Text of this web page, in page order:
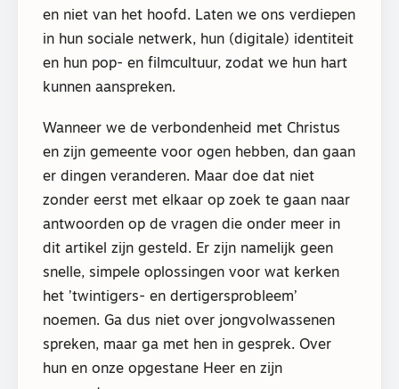
en niet van het hoofd. Laten we ons verdiepen
in hun sociale netwerk, hun (digitale) identiteit
en hun pop- en filmcultuur, zodat we hun hart
kunnen aanspreken.
Wanneer we de verbondenheid met Christus
en zijn gemeente voor ogen hebben, dan gaan
er dingen veranderen. Maar doe dat niet
zonder eerst met elkaar op zoek te gaan naar
antwoorden op de vragen die onder meer in
dit artikel zijn gesteld. Er zijn namelijk geen
snelle, simpele oplossingen voor wat kerken
het ’twintigers- en dertigersprobleem’
noemen. Ga dus niet over jongvolwassenen
spreken, maar ga met hen in gesprek. Over
hun en onze opgestane Heer en zijn